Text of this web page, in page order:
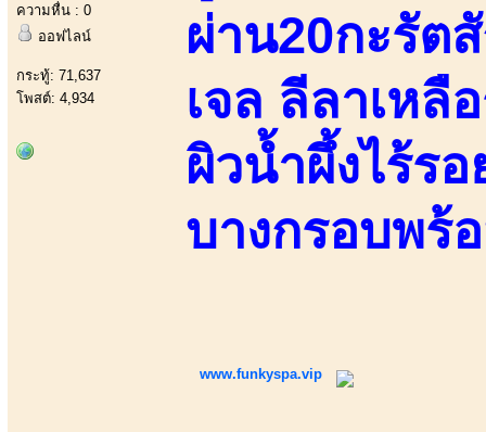
ความหื่น : 0
ออฟไลน์
กระทู้: 71,637
โพสต์: 4,934
ผ่าน20กะรัต
เจล ลีลาเหลื
ผิวน้ำผึ้งไร้ร
บางกรอบพร้
www.funkyspa.vip